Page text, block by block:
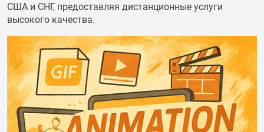
США и СНГ, предоставляя дистанционные услуги
высокого качества.